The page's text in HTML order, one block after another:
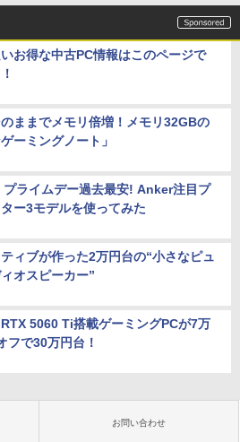
お得な中古PC情報はこのページで
ままでメモリ倍増！メモリ32GBの
ゲーミングノート」
ライムデー過去最安! Anker注目プ
ー3モデルを使ってみた
ィブが作った2万円台の“小さなピュ
オスピーカー”
5060 Ti搭載ゲーミングPCが7万
フで30万円台！
お問い合わせ